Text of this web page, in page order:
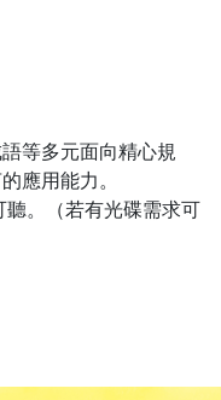
等多元面向精心規
應用能力。
聽。（若有光碟需求可